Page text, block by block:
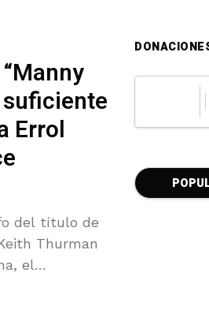
Errol
del título de
Thurman
el